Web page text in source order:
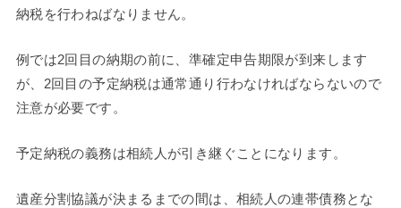
納税を行わねばなりません。
例では2回目の納期の前に、準確定申告期限が到来します
が、2回目の予定納税は通常通り行わなければならないので
注意が必要です。
予定納税の義務は相続人が引き継ぐことになります。
遺産分割協議が決まるまでの間は、相続人の連帯債務とな